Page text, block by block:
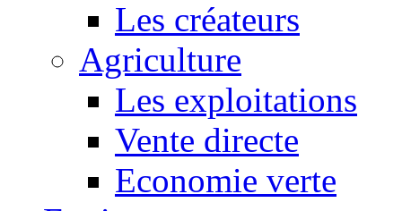
Les créateurs
Agriculture
Les exploitations
Vente directe
Economie verte